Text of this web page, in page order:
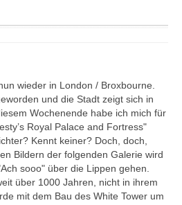
wieder in London / Broxbourne.
und die Stadt zeigt sich in
Wochenende habe ich mich für
Royal Palace and Fortress"
Kennt keiner? Doch, doch,
Bildern der folgenden Galerie wird
sooo" über die Lippen gehen.
über 1000 Jahren, nicht in ihrem
mit dem Bau des White Tower um